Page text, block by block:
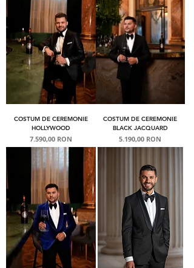
COSTUM DE CEREMONIE
HOLLYWOOD
Preț
7.590,00 RON
COSTUM DE CEREMONIE
BLACK JACQUARD
Preț
5.190,00 RON